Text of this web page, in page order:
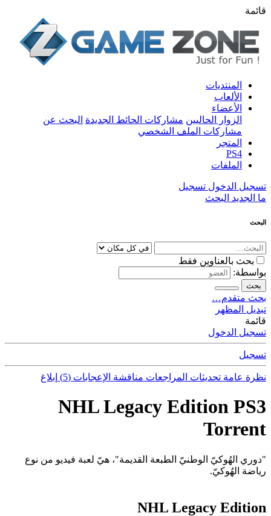
قائمة
المنتديات
الألعاب
الأعضاء
الزوار الحاليين مشاركات الحائط الجديدة البحث عن
مشاركات الملف الشخصي
المتجر
PS4
الملفات
تسجيل الدخول تسجيل
ما الجديد البحث
البحث
بحث بالعناوين فقط
بواسطة:
بحث
بحث متقدم…
تبديل المظهر
قائمة
تسجيل الدخول
تسجيل
نظرة عامة تحديثات المراجعات مناقشة الإعجابات (5) إبلاغ
NHL Legacy Edition PS3
Torrent
"دوري الهُوكيّ الوطنيّ الطبعة القديمة"، هيّ لعبة فيديو من نوع
رياضة الهُوكيّ.
NHL Legacy Edition